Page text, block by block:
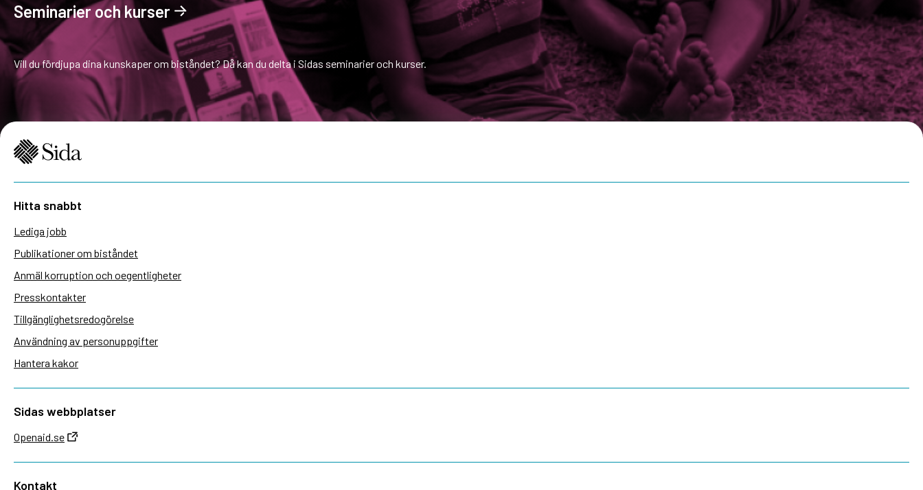
Seminarier och kurser
Vill du fördjupa dina kunskaper om biståndet? Då kan du delta i Sidas seminarier och kurser.
Hitta snabbt
Lediga jobb
Publikationer om biståndet
Anmäl korruption och oegentligheter
Presskontakter
Tillgänglighetsredogörelse
Användning av personuppgifter
Hantera kakor
Sidas webbplatser
Openaid.se
Kontakt